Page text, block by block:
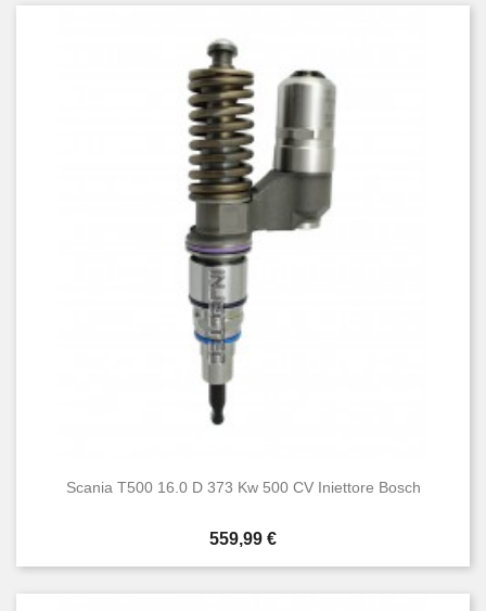
Scania T500 16.0 D 373 Kw 500 CV Iniettore Bosch
Prezzo
559,99 €